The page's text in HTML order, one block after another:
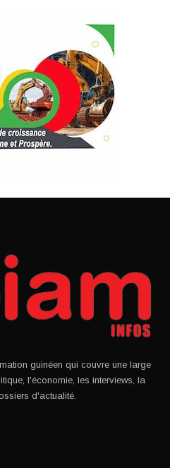
guinéen qui couvre une large
l'économie, les interviews, la
d'actualité.